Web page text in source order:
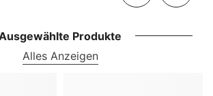
Produkte
Alles Anzeigen